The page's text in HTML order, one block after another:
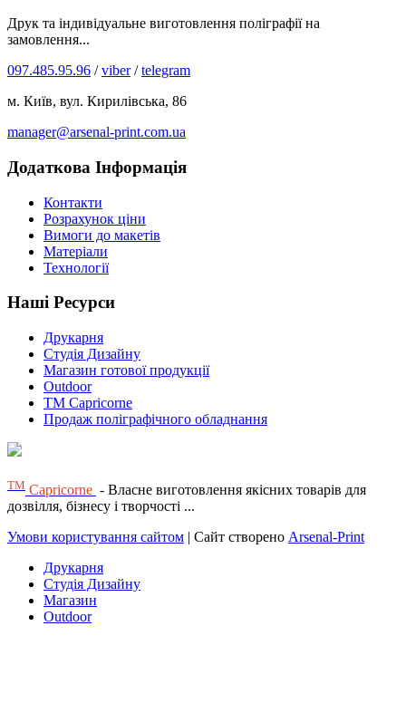
Друк та індивідуальне виготовлення поліграфії на
замовлення...
097.485.95.96 /viber/telegram
м. Київ, вул. Кирилівська, 86
manager@arsenal-print.com.ua
Додаткова Інформація
Контакти
Розрахунок ціни
Вимоги до макетів
Матеріали
Технології
Наші Ресурси
Друкарня
Студія Дизайну
Магазин готової продукції
Outdoor
TM Capricorne
Продаж поліграфічного обладнання
ТМ Capricorne - Власне виготовлення якісних товарів для
дозвілля, бізнесу і творчості ...
Умови користування сайтом | Сайт створено Arsenal-Print
Друкарня
Студія Дизайну
Магазин
Outdoor